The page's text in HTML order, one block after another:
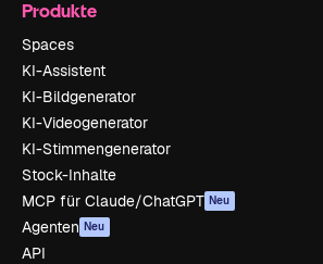
Produkte
Spaces
KI-Assistent
KI-Bildgenerator
KI-Videogenerator
KI-Stimmengenerator
Stock-Inhalte
MCP für Claude/ChatGPT Neu
Agenten Neu
API